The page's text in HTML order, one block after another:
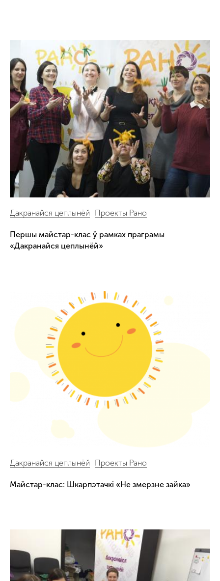
Дакранайся цеплынёй Проекты Рано
Першы майстар-клас ў рамках праграмы
«Дакранайся цеплынёй»
Дакранайся цеплынёй Проекты Рано
Майстар-клас: Шкарпэтачкі «Не змерзне зайка»